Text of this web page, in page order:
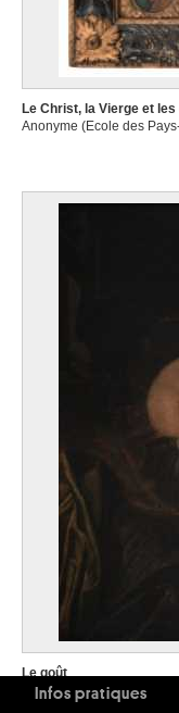
Le Christ, la Vierge et
Anonyme (Ecole des
Le goût
Anonyme (Ecole des
Infos pratiques